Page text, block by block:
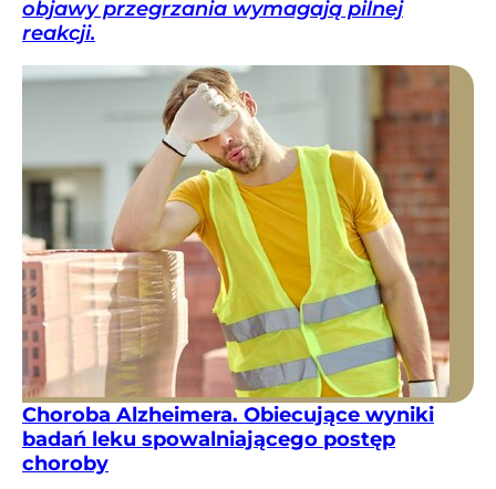
objawy przegrzania wymagają pilnej
reakcji.
Choroba Alzheimera. Obiecujące wyniki
badań leku spowalniającego postęp
choroby